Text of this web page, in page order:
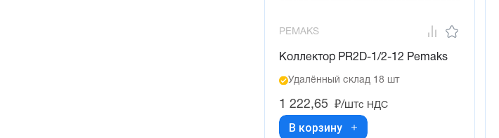
PEMAKS
Коллектор PR2D-1/2-12 Pemaks
Удалённый склад 18 шт
1 222,65 ₽/штс НДС
В корзину